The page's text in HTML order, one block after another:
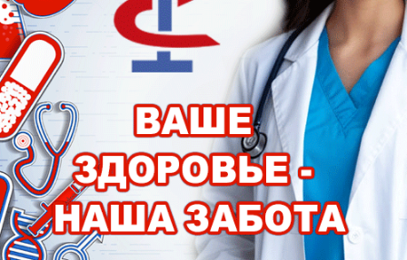
сегодня в 10:41
Экономика